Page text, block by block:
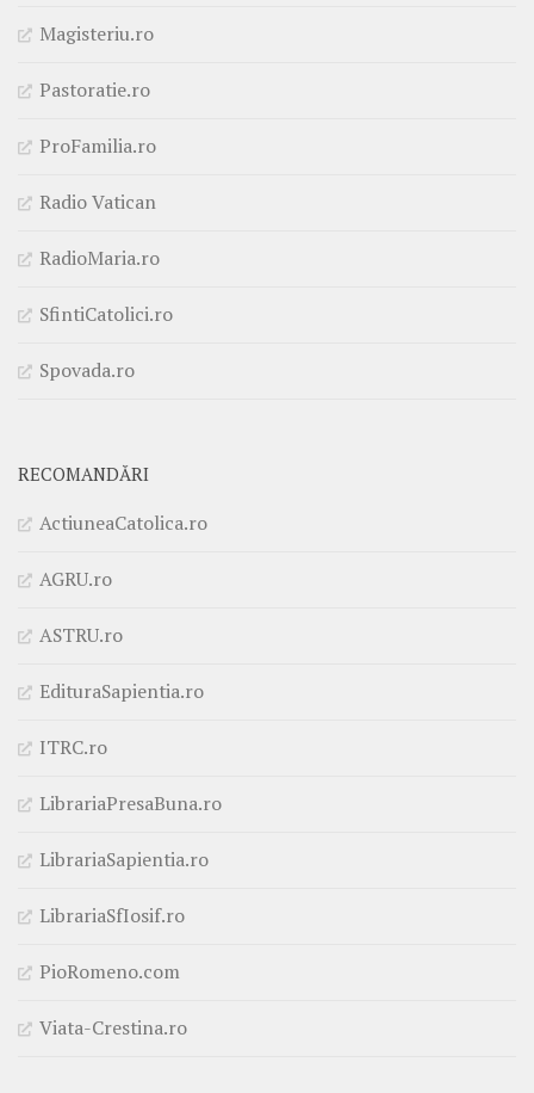
Magisteriu.ro
Pastoratie.ro
ProFamilia.ro
Radio Vatican
RadioMaria.ro
SfintiCatolici.ro
Spovada.ro
RECOMANDĂRI
ActiuneaCatolica.ro
AGRU.ro
ASTRU.ro
EdituraSapientia.ro
ITRC.ro
LibrariaPresaBuna.ro
LibrariaSapientia.ro
LibrariaSfIosif.ro
PioRomeno.com
Viata-Crestina.ro